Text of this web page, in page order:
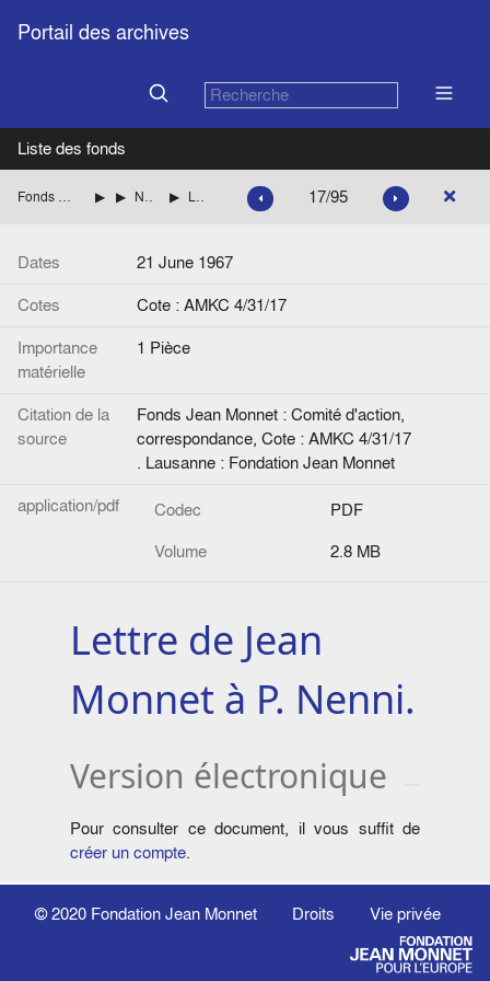
Portail des archives
Liste des fonds
Fonds Jean Monnet : Comité d'action, correspondance ITALIE
NENNI Pietro (Parti socialiste italien) Lettre de Jean Monnet à P. Nenni. 17/95
Dates
21 June 1967
Cotes
Cote : AMKC 4/31/17
Importance
matérielle
1 Pièce
Citation de la
source
Fonds Jean Monnet : Comité d'action,
correspondance, Cote : AMKC 4/31/17
. Lausanne : Fondation Jean Monnet
application/pdf
Codec
PDF
Volume
2.8 MB
Lettre de Jean
Monnet à P. Nenni.
Version électronique
Pour consulter ce document, il vous suffit de
créer un compte.
© 2020 Fondation Jean Monnet Droits Vie privée